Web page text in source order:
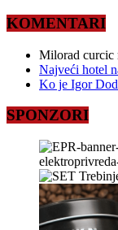
KOMENTARI
Milorad curcic
Najveći hotel
Ko je Igor
SPONZORI